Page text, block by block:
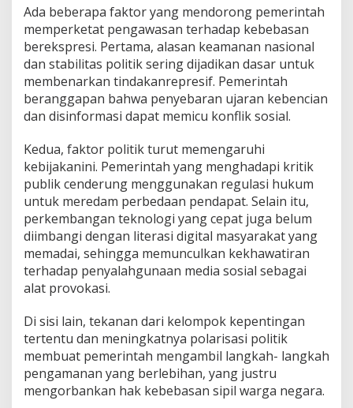
Ada beberapa faktor yang mendorong pemerintah
memperketat pengawasan terhadap kebebasan
berekspresi. Pertama, alasan keamanan nasional
dan stabilitas politik sering dijadikan dasar untuk
membenarkan tindakanrepresif. Pemerintah
beranggapan bahwa penyebaran ujaran kebencian
dan disinformasi dapat memicu konflik sosial.
Kedua, faktor politik turut memengaruhi
kebijakanini. Pemerintah yang menghadapi kritik
publik cenderung menggunakan regulasi hukum
untuk meredam perbedaan pendapat. Selain itu,
perkembangan teknologi yang cepat juga belum
diimbangi dengan literasi digital masyarakat yang
memadai, sehingga memunculkan kekhawatiran
terhadap penyalahgunaan media sosial sebagai
alat provokasi.
Di sisi lain, tekanan dari kelompok kepentingan
tertentu dan meningkatnya polarisasi politik
membuat pemerintah mengambil langkah- langkah
pengamanan yang berlebihan, yang justru
mengorbankan hak kebebasan sipil warga negara.